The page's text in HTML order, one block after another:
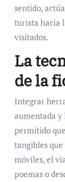
sentido,
turista hacia
visitados.
La
de la
Integrar
aumentada y
permitido
tangibles
móviles, el
poemas o